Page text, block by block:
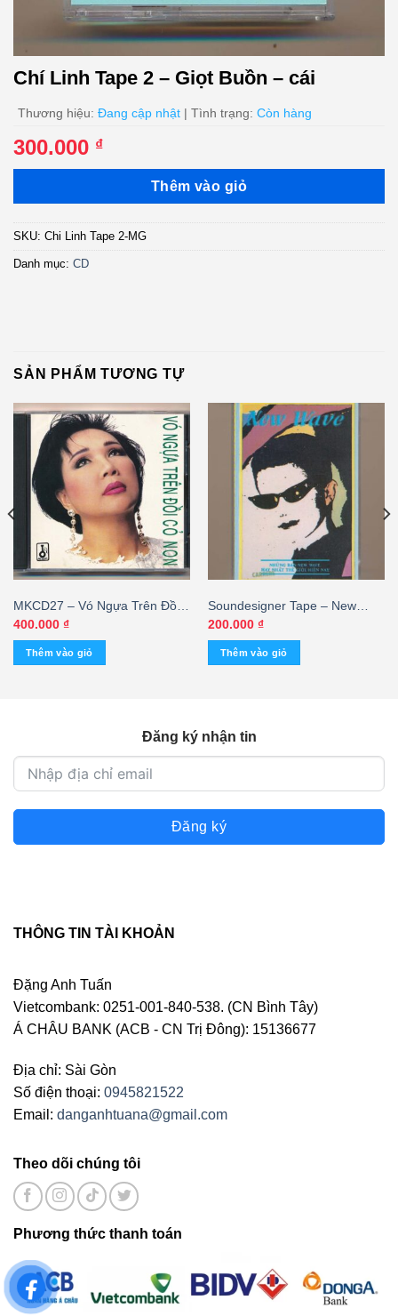
Chí Linh Tape 2 – Giọt Buồn – cái
Thương hiệu: Đang cập nhật | Tình trạng: Còn hàng
300.000 ₫
Thêm vào giỏ
SKU: Chi Linh Tape 2-MG
Danh mục: CD
SẢN PHẨM TƯƠNG TỰ
MKCD27 – Vó Ngựa Trên Đồi
Cỏ Non (Nimbus, bìa in vi tính,
trầy) KGVHC – cái
400.000 ₫
Thêm vào giỏ
Soundesigner Tape – New
Wave 11 (KGTUS) – cái
200.000 ₫
Thêm vào giỏ
Đăng ký nhận tin
Đăng ký
THÔNG TIN TÀI KHOẢN
Đặng Anh Tuấn
Vietcombank: 0251-001-840-538. (CN Bình Tây)
Á CHÂU BANK (ACB - CN Trị Đông): 15136677
Địa chỉ: Sài Gòn
Số điện thoại: 0945821522
Email: danganhtuana@gmail.com
Theo dõi chúng tôi
Phương thức thanh toán